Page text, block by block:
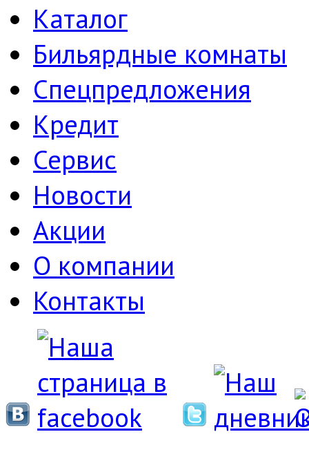
Каталог
Бильярдные комнаты
Спецпредложения
Кредит
Сервис
Новости
Акции
О компании
Контакты